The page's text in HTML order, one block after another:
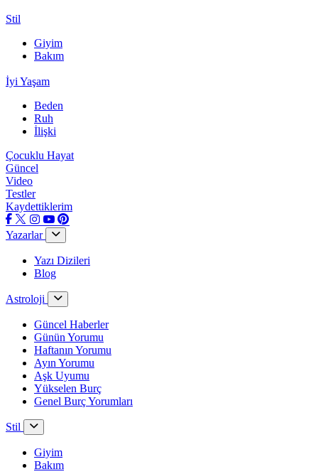
Stil
Giyim
Bakım
İyi Yaşam
Beden
Ruh
İlişki
Çocuklu Hayat
Güncel
Video
Testler
Kaydettiklerim
Yazarlar
Yazı Dizileri
Blog
Astroloji
Güncel Haberler
Günün Yorumu
Haftanın Yorumu
Ayın Yorumu
Aşk Uyumu
Yükselen Burç
Genel Burç Yorumları
Stil
Giyim
Bakım